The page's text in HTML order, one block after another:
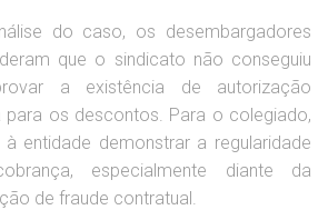
do caso, os desembargadores
que o sindicato não conseguiu
a existência de autorização
para os descontos. Para o colegiado,
à entidade demonstrar a regularidade
especialmente diante da
de fraude contratual.